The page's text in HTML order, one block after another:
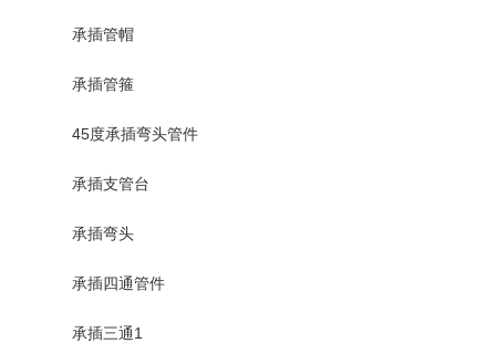
承插管帽
承插管箍
45度承插弯头管件
承插支管台
承插弯头
承插四通管件
承插三通1